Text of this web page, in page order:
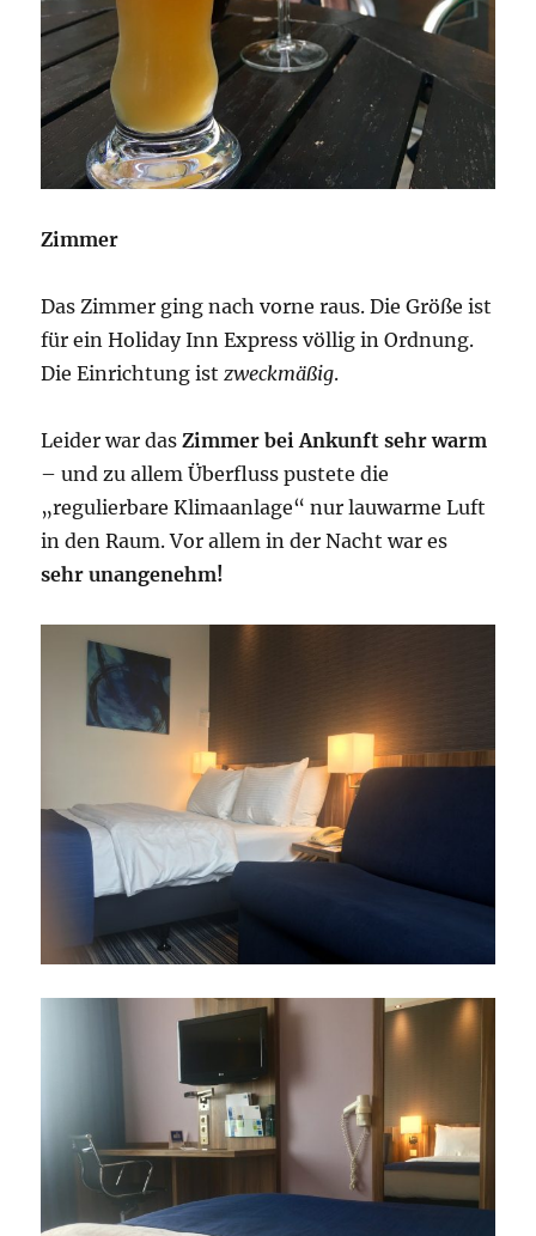
Zimmer
Das Zimmer ging nach vorne raus. Die Größe ist
für ein Holiday Inn Express völlig in Ordnung.
Die Einrichtung ist zweckmäßig.
Leider war dasZimmer bei Ankunft sehr warm
– und zu allem Überfluss pustete die
„regulierbare Klimaanlage“ nur lauwarme Luft
in den Raum. Vor allem in der Nacht war es
sehr unangenehm!